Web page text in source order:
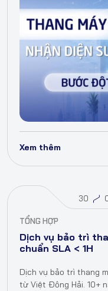
Xem thêm
30
TỔNG HỢP
Dịch vụ bảo trì
chuẩn SLA < 1H
Dịch vụ bảo trì thang
từ Việt Đông Hải. 10+